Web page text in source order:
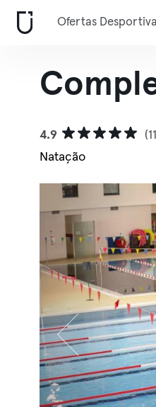
Ofertas
4.9
Natação